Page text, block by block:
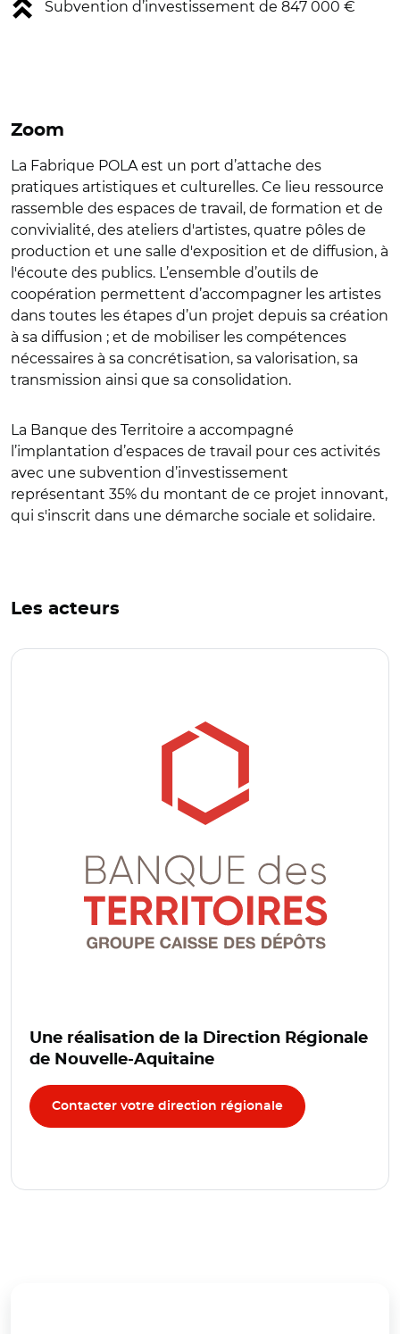
Subvention d’investissement de 847 000 €
Zoom
La Fabrique POLA est un port d’attache des
pratiques artistiques et culturelles. Ce lieu ressource
rassemble des espaces de travail, de formation et de
convivialité, des ateliers d'artistes, quatre pôles de
production et une salle d'exposition et de diffusion, à
l'écoute des publics. L’ensemble d’outils de
coopération permettent d’accompagner les artistes
dans toutes les étapes d’un projet depuis sa création
à sa diffusion ; et de mobiliser les compétences
nécessaires à sa concrétisation, sa valorisation, sa
transmission ainsi que sa consolidation.
La Banque des Territoire a accompagné
l’implantation d’espaces de travail pour ces activités
avec une subvention d’investissement
représentant 35% du montant de ce projet innovant,
qui s'inscrit dans une démarche sociale et solidaire.
Les acteurs
Une réalisation de la Direction Régionale
de Nouvelle-Aquitaine
Contacter votre direction régionale